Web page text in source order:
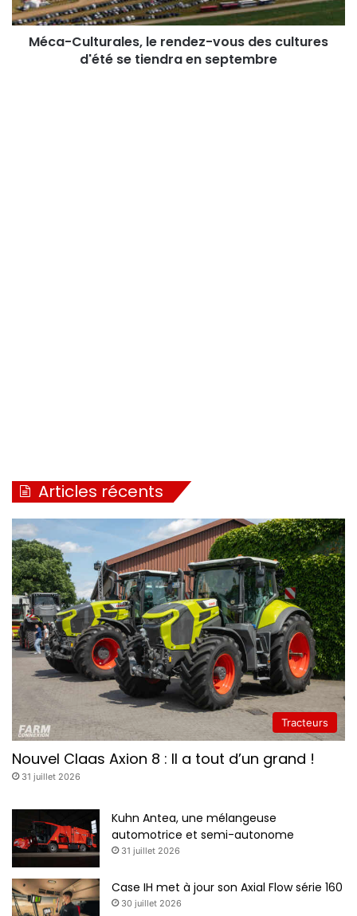
d'été
se
tiendra
Méca-Culturales, le rendez-vous des cultures
d'été se tiendra en septembre
Articles récents
Tracteurs
Nouvel Claas Axion 8 : Il a tout d’un grand !
31 juillet 2026
Kuhn Antea, une mélangeuse
automotrice et semi-autonome
31 juillet 2026
Case IH met à jour son Axial Flow série 160
30 juillet 2026